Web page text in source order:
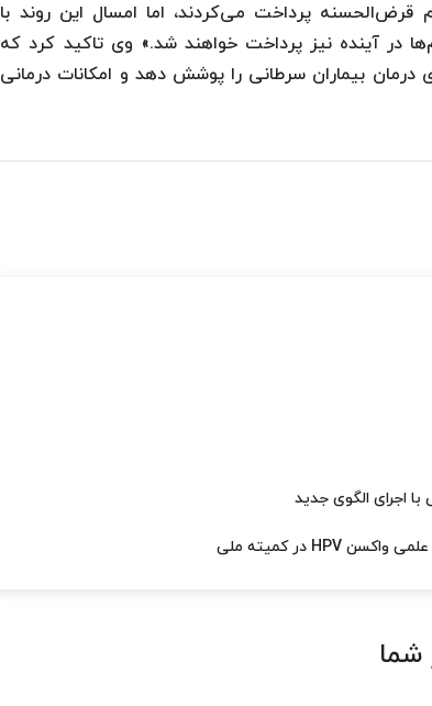
قرض‌الحسنه پرداخت می‌کردند، اما امسال این روند با
آینده نیز پرداخت خواهند شد.» وی تاکید کرد که
درمان بیماران سرطانی را پوشش دهد و امکانات درمانی
شما